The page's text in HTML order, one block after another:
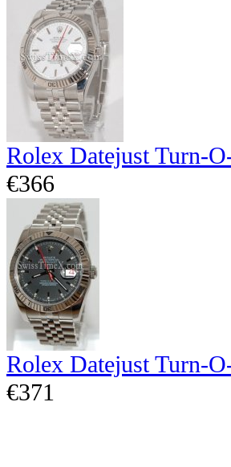
Rolex Datejust Turn-
€366
Rolex Datejust Turn-
€371